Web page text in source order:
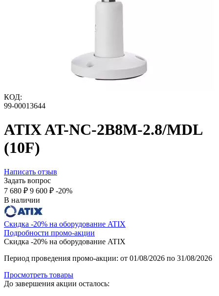
КОД:
99-00013644
ATIX AT-NC-2B8M-2.8/MDL
(10F)
Написать отзыв
Задать вопрос
7 680 ₽ 9 600 ₽ -20%
В наличии
Скидка -20% на оборудование ATIX
Подробности промо-акции
Скидка -20% на оборудование ATIX
Период проведения промо-акции: от 01/08/2026 по 31/08/2026
Просмотреть товары
До завершения акции осталось: